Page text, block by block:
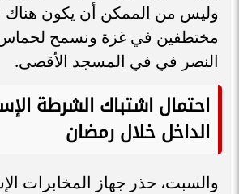
وليس من الممكن أن يكون هناك
مختطفين في غزة ونسمح لحماس
النصر في في المسجد الأقصى.
احتمال اشتباك الشرطة
الداخل خلال رمضان
والسبت، حذر جهاز المخابرات